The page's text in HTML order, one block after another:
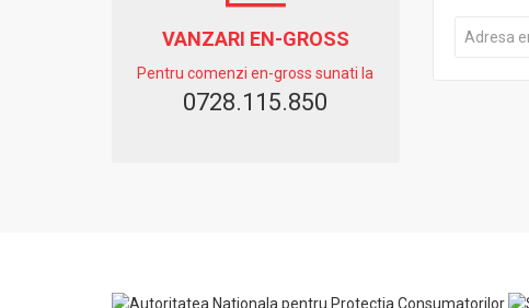
VANZARI EN-GROSS
Pentru comenzi en-gross sunati la
0728.115.850